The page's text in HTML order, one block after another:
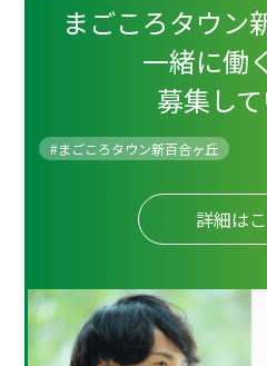
まごころタウン
一緒に働
募集し
#まごころタウン新百合ヶ丘
詳細は